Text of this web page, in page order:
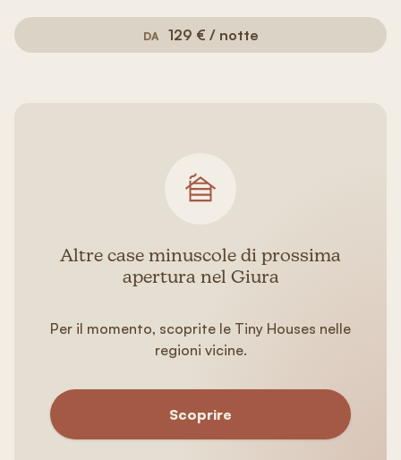
DA 129 € / notte
Altre case minuscole di prossima
apertura nel Giura
Per il momento, scoprite le Tiny Houses nelle
regioni vicine.
Scoprire